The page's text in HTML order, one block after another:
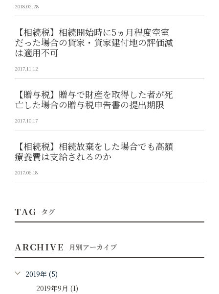
2018.02.28
【相続税】相続開始時に5ヵ月程度空室
だった場合の貸家・貸家建付地の評価減
は適用不可
2017.11.12
【贈与税】贈与で財産を取得した者が死
亡した場合の贈与税申告書の提出期限
2017.10.17
【相続税】相続放棄をした場合でも高額
療養費は支給されるのか
2017.06.18
TAG タグ
ARCHIVE 月別アーカイブ
2019年 (5)
2019年9月 (1)